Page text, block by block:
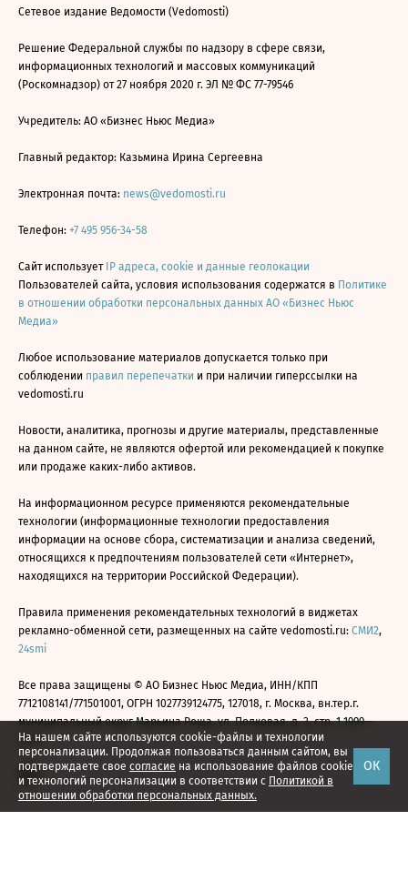
На нашем сайте используются cookie-файлы и технологии
персонализации. Продолжая пользоваться данным сайтом, вы
подтверждаете свое согласие на использование файлов cookie
и технологий персонализации в соответствии с Политикой в
отношении обработки персональных данных.
ОК
Сетевое издание Ведомости (Vedomosti)
Решение Федеральной службы по надзору в сфере связи,
информационных технологий и массовых коммуникаций
(Роскомнадзор) от 27 ноября 2020 г. ЭЛ № ФС 77-79546
Учредитель: АО «Бизнес Ньюс Медиа»
Главный редактор: Казьмина Ирина Сергеевна
Электронная почта: news@vedomosti.ru
Телефон: +7 495 956-34-58
Сайт использует IP адреса, cookie и данные геолокации
Пользователей сайта, условия использования содержатся в Политике
в отношении обработки персональных данных АО «Бизнес Ньюс
Медиа»
Любое использование материалов допускается только при
соблюдении правил перепечатки и при наличии гиперссылки на
vedomosti.ru
Новости, аналитика, прогнозы и другие материалы, представленные
на данном сайте, не являются офертой или рекомендацией к покупке
или продаже каких-либо активов.
На информационном ресурсе применяются рекомендательные
технологии (информационные технологии предоставления
информации на основе сбора, систематизации и анализа сведений,
относящихся к предпочтениям пользователей сети «Интернет»,
находящихся на территории Российской Федерации).
Правила применения рекомендательных технологий в виджетах
рекламно-обменной сети, размещенных на сайте vedomosti.ru: СМИ2,
24smi
Все права защищены © АО Бизнес Ньюс Медиа, ИНН/КПП
7712108141/771501001, ОГРН 1027739124775, 127018, г. Москва, вн.тер.г.
муниципальный округ Марьина Роща, ул. Полковая, д. 3, стр. 1 1999—
2026